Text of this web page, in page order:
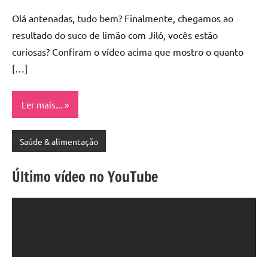
Olá antenadas, tudo bem? Finalmente, chegamos ao
resultado do suco de limão com Jiló, vocês estão
curiosas? Confiram o vídeo acima que mostro o quanto
[…]
Ler mais...
Saúde & alimentação
Último vídeo no YouTube